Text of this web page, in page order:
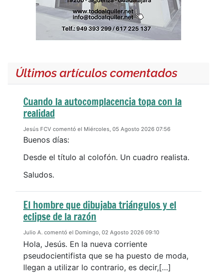
Últimos artículos comentados
Cuando la autocomplacencia topa con la
realidad
Jesús FCV comentó el Miércoles, 05 Agosto 2026 07:56
Buenos días:
Desde el título al colofón. Un cuadro realista.
Saludos.
El hombre que dibujaba triángulos y el
eclipse de la razón
Julio A. comentó el Domingo, 02 Agosto 2026 09:10
Hola, Jesús. En la nueva corriente
pseudocientifista que se ha puesto de moda,
llegan a utilizar lo contrario, es decir,[…]